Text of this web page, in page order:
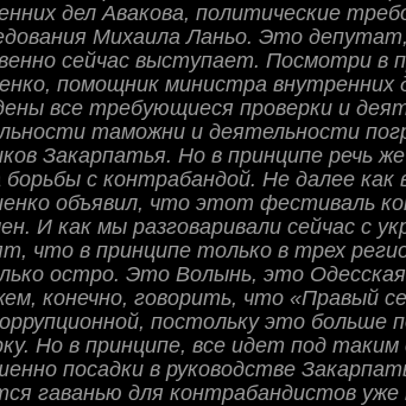
дел Авакова, политические
Михаила Ланьо. Это
сейчас выступает. Посмотри в
помощник министра внутренних
все требующиеся проверки и
таможни и деятельности
Закарпатья. Но в принципе речь
борьбы с контрабандой. Не далее как
объявил, что этот фестиваль
И как мы разговаривали сейчас с
что в принципе только в трех
остро. Это Волынь, это
конечно, говорить, что «Правый
постольку это больше
Но в принципе, все идет под
посадки в руководстве
гаванью для контрабандистов